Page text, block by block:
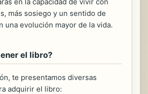
más sosiego y un sentido de
una evolución mayor de la vida.
el libro?
te presentamos diversas
adquirir el libro: